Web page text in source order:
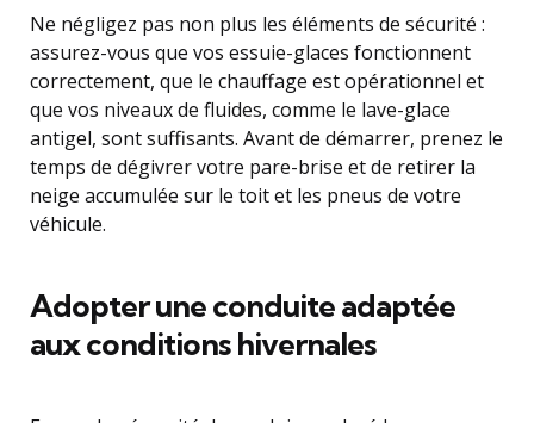
Ne négligez pas non plus les éléments de sécurité :
assurez-vous que vos essuie-glaces fonctionnent
correctement, que le chauffage est opérationnel et
que vos niveaux de fluides, comme le lave-glace
antigel, sont suffisants. Avant de démarrer, prenez le
temps de dégivrer votre pare-brise et de retirer la
neige accumulée sur le toit et les pneus de votre
véhicule.
Adopter une conduite adaptée
aux conditions hivernales